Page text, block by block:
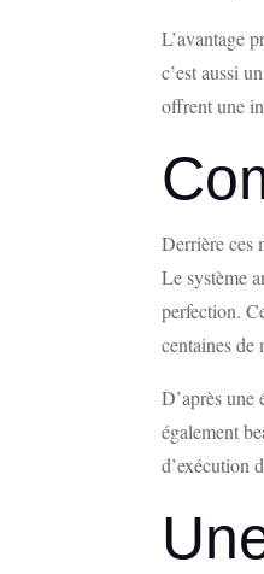
L’avantage
c’est aussi
offrent une
Derrière ces
Le système
perfection.
centaines de
D’après
également
d’exécution